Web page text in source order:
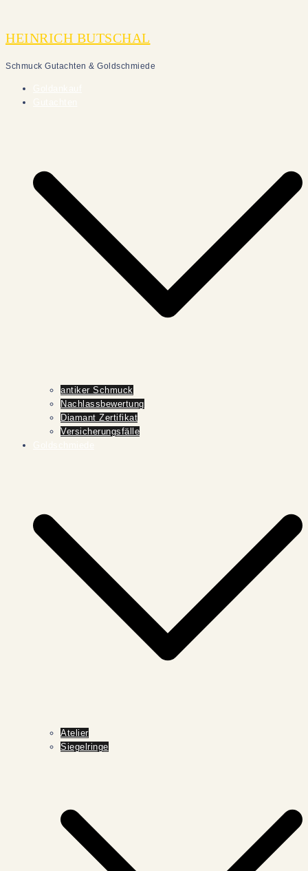
springen
HEINRICH BUTSCHAL
Schmuck Gutachten & Goldschmiede
antiker Schmuck
Nachlassbewertung
Diamant Zertifikat
Versicherungsfälle
Atelier
Siegelringe